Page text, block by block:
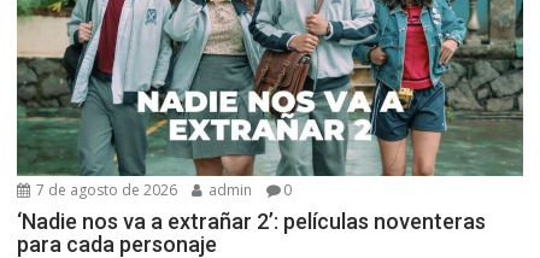
7 de agosto de 2026 admin 0
‘Nadie nos va a extrañar 2’: películas noventeras
para cada personaje